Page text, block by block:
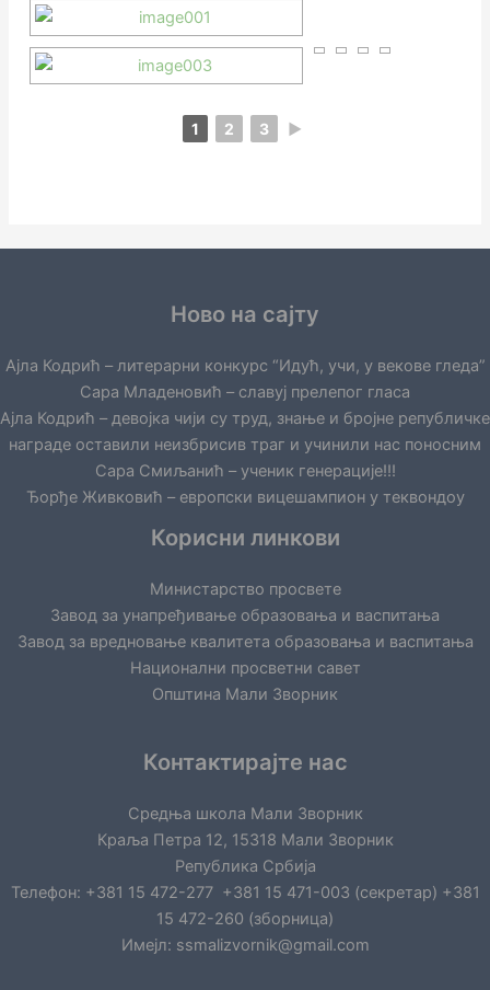
1 2 3 ►
Ново на сајту
Ајла Кодрић – литерарни конкурс “Идућ, учи, у векове гледа”
Сара Младеновић – славуј прелепог гласа
Ајла Кодрић – девојка чији су труд, знање и бројне републичке
награде оставили неизбрисив траг и учинили нас поносним
Сара Смиљанић – ученик генерације!!!
Ђорђе Живковић – европски вицешампион у теквондоу
Корисни линкови
Министарство просвете
Завод за унапређивање образовања и васпитања
Завод за вредновање квалитета образовања и васпитања
Национални просветни савет
Општина Мали Зворник
Контактирајте нас
Средња школа Мали Зворник
Краља Петра 12, 15318 Мали Зворник
Република Србија
Телефон: +381 15 472-277 +381 15 471-003 (секретар) +381
15 472-260 (зборница)
Имејл: ssmalizvornik@gmail.com